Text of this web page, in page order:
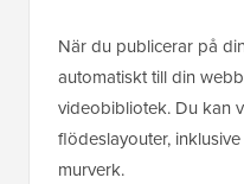
När du publicerar på
automatiskt till din
videobibliotek. Du kan
flödeslayouter,
murverk.